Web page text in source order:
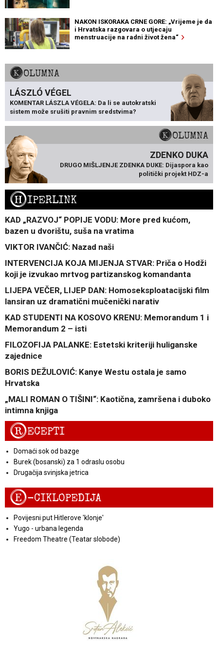
NAKON ISKORAKA CRNE GORE: „Vrijeme je da
i Hrvatska razgovara o utjecaju
menstruacije na radni život žena“
KOLUMNA
LÁSZLÓ VÉGEL
KOMENTAR LÁSZLA VÉGELA: Da li se autokratski
sistem može srušiti pravnim sredstvima?
KOLUMNA
ZDENKO DUKA
DRUGO MIŠLJENJE ZDENKA DUKE: Dijaspora kao
politički projekt HDZ-a
HIPERLINK
KAD „RAZVOJ“ POPIJE VODU: More pred kućom,
bazen u dvorištu, suša na vratima
VIKTOR IVANČIĆ: Nazad naši
INTERVENCIJA KOJA MIJENJA STVAR: Priča o Hodži
koji je izvukao mrtvog partizanskog komandanta
LIJEPA VEČER, LIJEP DAN: Homoseksploatacijski film
lansiran uz dramatični mučenički narativ
KAD STUDENTI NA KOSOVO KRENU: Memorandum 1 i
Memorandum 2 – isti
FILOZOFIJA PALANKE: Estetski kriteriji huliganske
zajednice
BORIS DEŽULOVIĆ: Kanye Westu ostala je samo
Hrvatska
„MALI ROMAN O TIŠINI“: Kaotična, zamršena i duboko
intimna knjiga
RECEPTI
Domaći sok od bazge
Burek (bosanski) za 1 odraslu osobu
Drugačija svinjska jetrica
E-CIKLOPEDIJA
Povijesni put Hitlerove 'klonje'
Yugo - urbana legenda
Freedom Theatre (Teatar slobode)